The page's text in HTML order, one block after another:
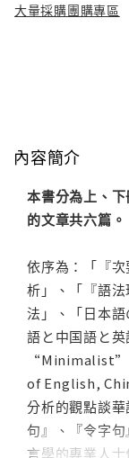
大量採購團購專區
內容簡介
本書分為上、下
的文章共六篇。
依序為：「『
析」、「『語
法」、「日本
語と中国語と
“Minimalist”
of English,
分析的觀點談
句』、『令字
言學的專業人士